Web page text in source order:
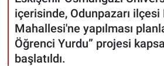
içerisinde, Odunpazarı
Mahallesi'ne yapılması
Öğrenci Yurdu” projesi
başlatıldı.
TEKNOLOJİ
YEMEK
Son Dakika Haberleri
Haber Arşivi